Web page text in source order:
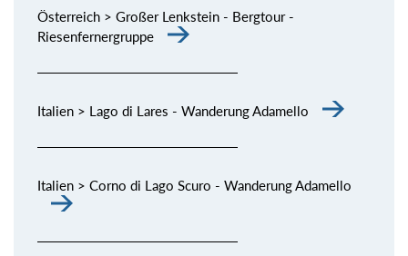
Österreich > Großer Lenkstein - Bergtour -
Riesenfernergruppe
Italien > Lago di Lares - Wanderung Adamello
Italien > Corno di Lago Scuro - Wanderung Adamello